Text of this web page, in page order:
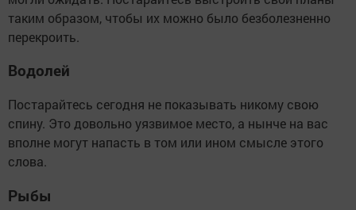
таким образом, чтобы их можно было безболезненно
перекроить.
Водолей
Постарайтесь сегодня не показывать никому свою
спину. Это довольно уязвимое место, а нынче на вас
вполне могут напасть в том или ином смысле этого
слова.
Рыбы